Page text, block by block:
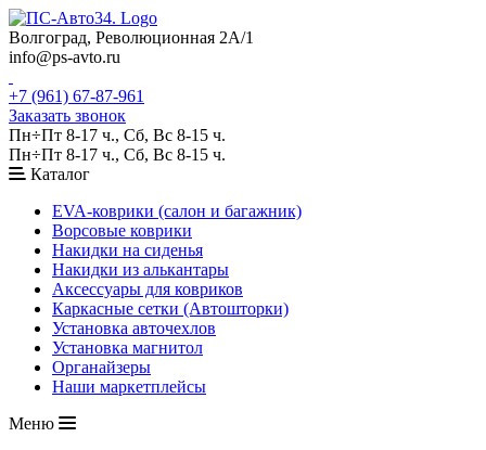
Волгоград, Революционная 2А/1
info@ps-avto.ru
+7 (961) 67-87-961
Заказать звонок
Пн÷Пт 8-17 ч., Сб, Вс 8-15 ч.
Пн÷Пт 8-17 ч., Сб, Вс 8-15 ч.
Каталог
EVA-коврики (салон и багажник)
Ворсовые коврики
Накидки на сиденья
Накидки из алькантары
Аксессуары для ковриков
Каркасные сетки (Автошторки)
Установка авточехлов
Установка магнитол
Органайзеры
Наши маркетплейсы
Меню